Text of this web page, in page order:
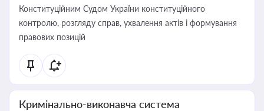
Конституційним Судом України конституційного
контролю, розгляду справ, ухвалення актів і формування
правових позицій
Кримінально-виконавча система